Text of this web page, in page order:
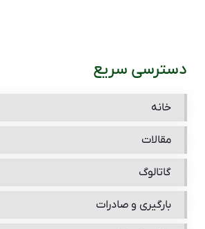
دسترسی سریع
خانه
مقالات
گاتالوگ
بارگیری و صادرات